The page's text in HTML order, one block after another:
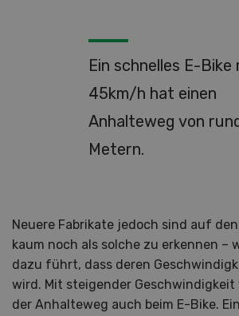
Ein schnelles E-Bike
45km/h hat einen
Anhalteweg von
Metern.
Neuere Fabrikate jedoch sind auf
kaum noch als solche zu erkennen –
dazu führt, dass deren
wird. Mit steigender
der Anhalteweg auch beim E-Bike.